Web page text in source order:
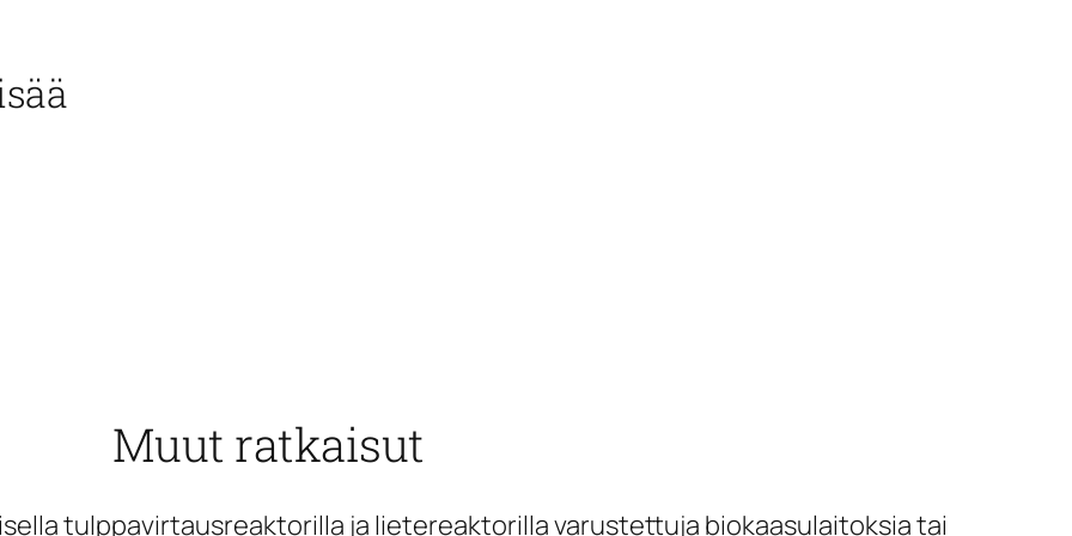
Muut ratkaisut
tulppavirtausreaktorilla ja lietereaktorilla varustettuja biokaasulaitoksia tai